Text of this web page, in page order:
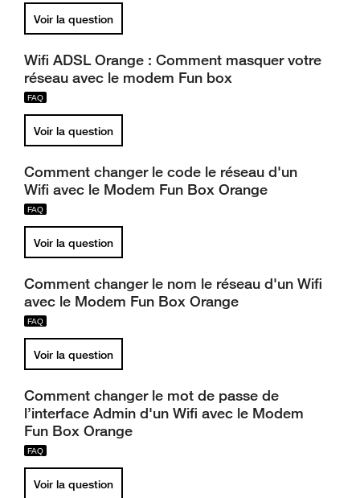
Voir la question
Wifi ADSL Orange : Comment masquer votre
réseau avec le modem Fun box
Voir la question
Comment changer le code le réseau d'un
Wifi avec le Modem Fun Box Orange
Voir la question
Comment changer le nom le réseau d'un Wifi
avec le Modem Fun Box Orange
Voir la question
Comment changer le mot de passe de
l’interface Admin d'un Wifi avec le Modem
Fun Box Orange
Voir la question